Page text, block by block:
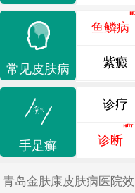
常见皮肤病
鱼鳞病
紫癜
手足癣
诊疗
诊断